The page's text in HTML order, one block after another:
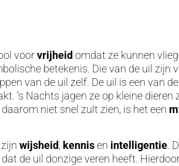
voorvrijheid omdat ze kunnen
betekenis. Die van de uil zijn
van de uil zelf. De uil is een van
’s Nachts jagen ze op kleine dieren
niet snel zult zien, is het een
zijnwijsheid, kennisen intelligentie .
de uil donzige veren heeft.